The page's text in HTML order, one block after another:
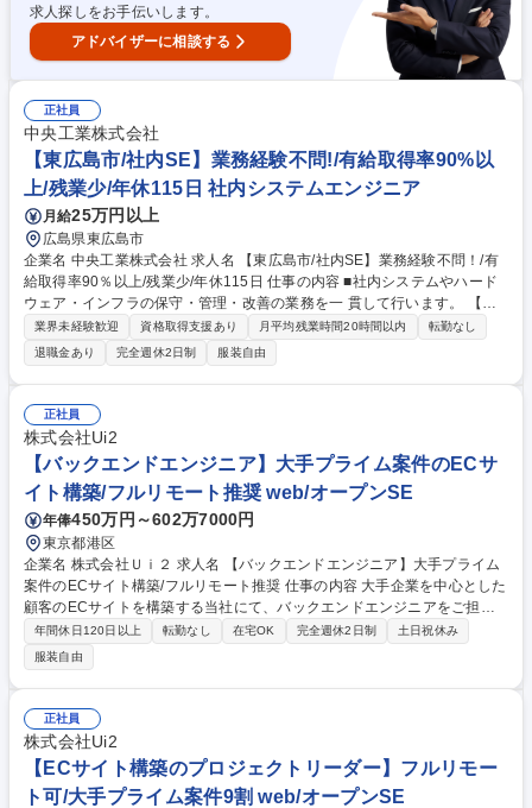
求人探しをお手伝いします。
アドバイザーに相談する
正社員
中央工業株式会社
【東広島市/社内SE】業務経験不問!/有給取得率90%以
上/残業少/年休115日 社内システムエンジニア
月給25万円以上
広島県東広島市
企業名 中央工業株式会社 求人名 【東広島市/社内SE】業務経験不問！/有
給取得率90％以上/残業少/年休115日 仕事の内容 ■社内システムやハード
ウェア・インフラの保守・管理・改善の業務を一 貫して行います。 【具
体的には】 ■社内PCの管理・保守・修理（まずはここからお任せします）
■社内システムの開発企画・要件定義・ベンダーコントロール■セキュリテ
ィ管理 【将来的には】社内情報の管理からサーバー・ネットワークの改
修、IT資 産に関する管理・運営や社内向けヘルプデスク業務まで、幅広い
仕事をお 任せします。社内の内情を理解しながら、様々な部署や社外とも
連携・調 整し、仕事を進めることが大切なポジションです。 募集職種
【東広島市/社内SE】業務経験不問！/有給取得率90％以上/残業少/年休11
5日
業界未経験歓迎 資格取得支援あり 月平均残業時間20時間以内
転勤なし
退職金あり
完全週休2日制 服装自由
正社員
株式会社Ui2
【バックエンドエンジニア】大手プライム案件のECサ
イト構築/フルリモート推奨 web/オープンSE
年俸450万円～602万7000円
東京都港区
企業名 株式会社Ｕｉ２ 求人名 【バックエンドエンジニア】大手プライム
案件のECサイト構築/フルリモート推奨 仕事の内容 大手企業を中心とした
顧客のECサイトを構築する当社にて、バックエンドエンジニアをご担当
いただきます。ECサイトの構築に加え、追加開発、運用・保守など幅広
い業務をお任せします。 プライム案件がほとんどのため、上流から下流ま
でを様々なフェーズを経験することができます。 【案件例】高級ブランド
「Coach」/スポーツブランド「MIZUNO」など 【キャリアステップ】開
発からスタートし、開発エキスパート、上流工程、PLPM、顧客折衝等、
希望や適正に応じて、柔軟にキャリアステップを踏んでいただけます。 募
集職種 【バックエンドエンジニア】大手プライム案件のECサイト構築/フ
ルリモート推奨
年間休日120日以上 転勤なし 在宅OK 完全週休2日制
土日祝休み
服装自由
正社員
株式会社Ui2
【ECサイト構築のプロジェクトリーダー】フルリモー
ト可/大手プライム案件9割 web/オープンSE